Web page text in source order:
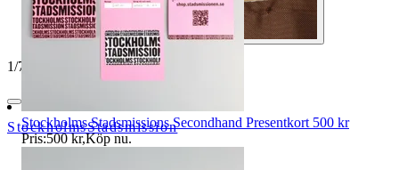
1/7
StockholmsStadsmission
Stockholms Stadsmissions Secondhand Presentkort 500 kr
Pris:500 kr,Köp nu.